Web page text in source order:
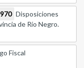
Disposiciones
de Río Negro.
Fiscal